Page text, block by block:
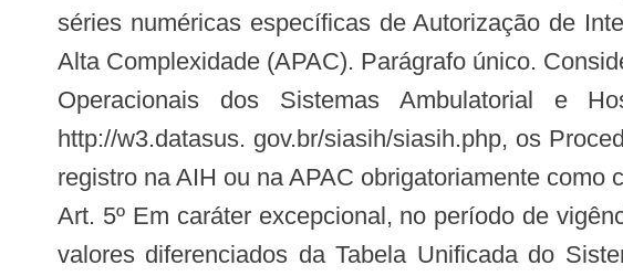
séries numéricas específicas de Autorização de
Alta Complexidade (APAC). Parágrafo único.
Operacionais dos Sistemas Ambulatorial e
http://w3.datasus. gov.br/siasih/siasih.php, os
registro na AIH ou na APAC obrigatoriamente como
Art. 5º Em caráter excepcional, no período de
valores diferenciados da Tabela Unificada do